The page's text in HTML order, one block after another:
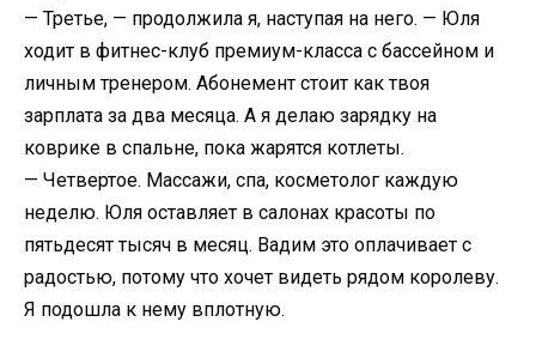
— Третье, — продолжила я, наступая на него. — Юля
ходит в фитнес-клуб премиум-класса с бассейном и
личным тренером. Абонемент стоит как твоя
зарплата за два месяца. А я делаю зарядку на
коврике в спальне, пока жарятся котлеты.
— Четвертое. Массажи, спа, косметолог каждую
неделю. Юля оставляет в салонах красоты по
пятьдесят тысяч в месяц. Вадим это оплачивает с
радостью, потому что хочет видеть рядом королеву.
Я подошла к нему вплотную.